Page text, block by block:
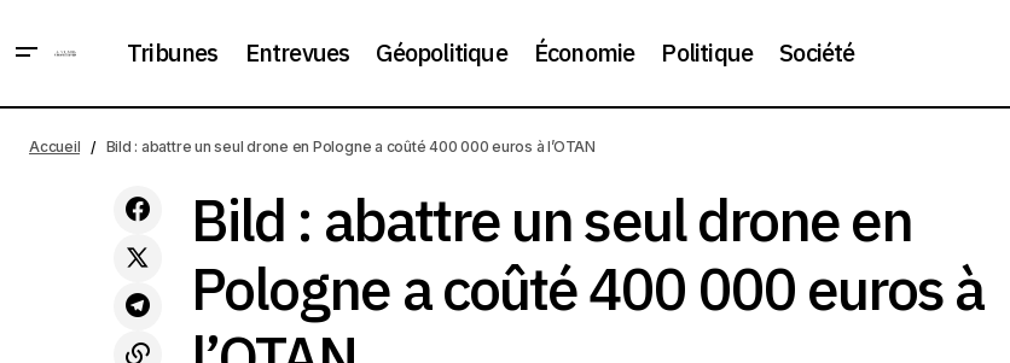
Tribunes Entrevues Géopolitique Économie Politique Société
droits de douane pouvant atteindre 100
% à l'Inde et à la Chine pour l'achat de
Géopolitique Bild : abattre un seul drone en Pologne a coûté 400
Accueil Bild : abattre un seul drone en Pologne a coûté 400 000 euros à l’OTAN
Bild : abattre un seul drone en
Pologne a coûté 400 000 euros à